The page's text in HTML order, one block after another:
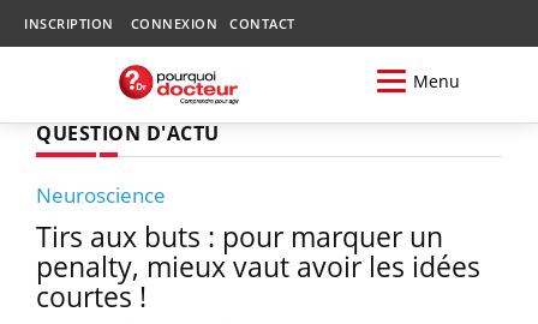
INSCRIPTION CONNEXION CONTACT
Menu
QUESTION D'ACTU
Neuroscience
Tirs aux buts : pour marquer un
penalty, mieux vaut avoir les idées
courtes !